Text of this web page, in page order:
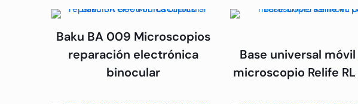
Baku BA 009 Microscopios
reparación electrónica
binocular
Base universal
microscopio Relife